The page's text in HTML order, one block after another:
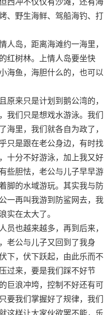
、野生海鲜、驾船海钓、打
人岛，距离海滩约一海里，
红树林。上情人岛要坐快
海鱼，海胆什么的，也可以
原来只是计划到鹅公湾的，
我们只是想戏水游泳。我们
海里，我们就各自为政了，
只是跟在老公身边，有时找
十分不好游泳，加上我又好
些胆怯，老公与儿子早早游
脚的水域游玩。其实我与防
一再叫我游到防鲨网去，我
实在太大了。
员也越来越多，再到后来，
老公与儿子又回到了我身
下，伏下跃起，由此乐而不
过来，要是我们踩不好节
巨浪冲垮，控制不好还有可
要我们掌握好了规律，我们